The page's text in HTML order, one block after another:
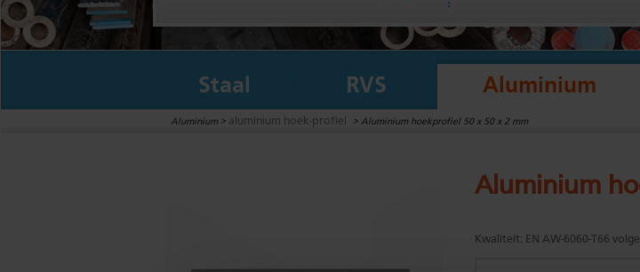
Staal RVS Aluminium
Aluminium > aluminium hoek-profiel > Aluminium hoekprofiel 50 x 50 x 2 mm
Aluminium
Kwaliteit: EN AW-6060-T66